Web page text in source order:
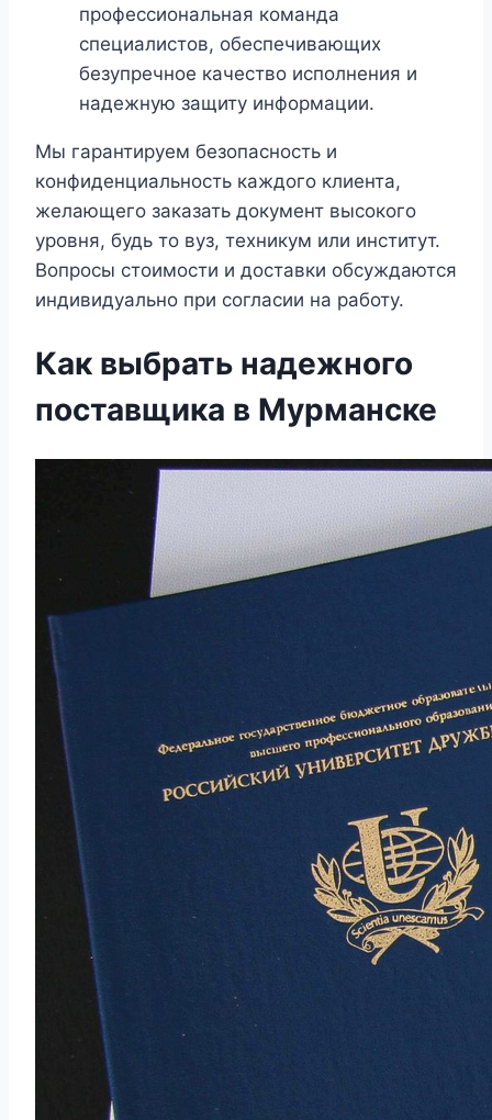
профессиональная команда
специалистов, обеспечивающих
безупречное качество исполнения и
надежную защиту информации.
Мы гарантируем безопасность и
конфиденциальность каждого клиента,
желающего заказать документ высокого
уровня, будь то вуз, техникум или институт.
Вопросы стоимости и доставки обсуждаются
индивидуально при согласии на работу.
Как выбрать надежного
поставщика в Мурманске